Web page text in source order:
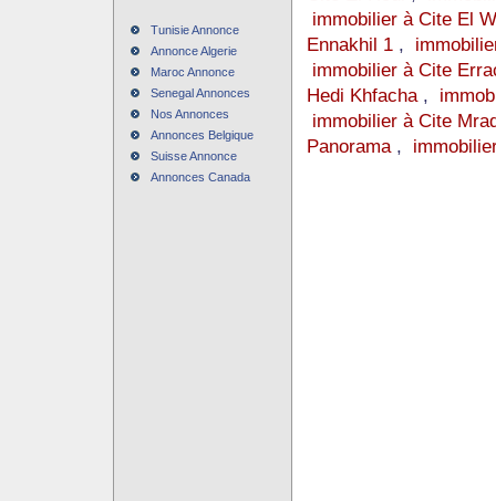
Tunisie Annonce
Annonce Algerie
Maroc Annonce
Senegal Annonces
Nos Annonces
Annonces Belgique
Suisse Annonce
Annonces Canada
immobilier à Cite El
Ennakhil 1,
immobilier à Cite
Hedi Khfacha,
immobilier à Cite
Panorama,